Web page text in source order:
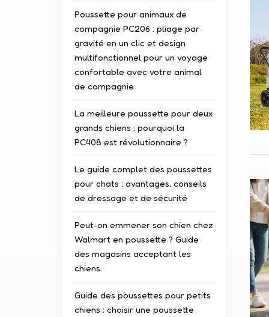
Poussette pour animaux de
compagnie PC206 : pliage par
gravité en un clic et design
multifonctionnel pour un voyage
confortable avec votre animal
de compagnie
La meilleure poussette pour deux
grands chiens : pourquoi la
PC408 est révolutionnaire ?
Le guide complet des poussettes
pour chats : avantages, conseils
de dressage et de sécurité
Peut-on emmener son chien chez
Walmart en poussette ? Guide
des magasins acceptant les
chiens.
Guide des poussettes pour petits
chiens : choisir une poussette